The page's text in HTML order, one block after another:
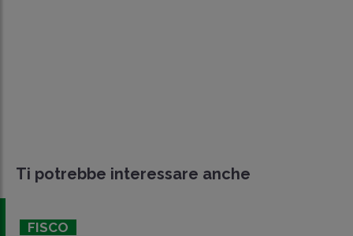
Ti potrebbe interessare anche
FISCO